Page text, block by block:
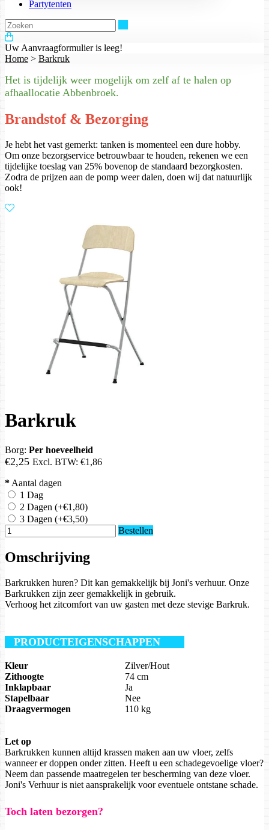
Partytenten
Uw Aanvraagformulier is leeg!
Home > Barkruk
Het is tijdelijk weer mogelijk om zelf af te halen op
afhaallocatie Abbenbroek.
Brandstof & Bezorging
Je hebt het vast gemerkt: tanken is momenteel een dure hobby.
Om onze bezorgservice betrouwbaar te houden, rekenen we een
tijdelijke toeslag van 25% bovenop de standaard bezorgkosten.
Zodra de prijzen aan de pomp weer dalen, doen wij dat natuurlijk
ook!
Barkruk
Borg: Per hoeveelheid
€2,25 Excl. BTW: €1,86
* Aantal dagen
1 Dag
2 Dagen (+€1,80)
3 Dagen (+€3,50)
Bestellen
Omschrijving
Barkrukken huren? Dit kan gemakkelijk bij Joni's verhuur. Onze
Barkrukken zijn zeer gemakkelijk in gebruik.
Verhoog het zitcomfort van uw gasten met deze stevige Barkruk.
PRODUCTEIGENSCHAPPEN
Kleur
Zilver/Hout
Zithoogte
74 cm
Inklapbaar
Ja
Stapelbaar
Nee
Draagvermogen
110 kg
Let op
Barkrukken kunnen altijd krassen maken aan uw vloer, zelfs
wanneer er doppen onder zitten. Heeft u een schadegevoelige vloer?
Neem dan passende maatregelen ter bescherming van deze vloer.
Joni's Verhuur is niet aansprakelijk voor eventuele ontstane schade.
Toch laten bezorgen?